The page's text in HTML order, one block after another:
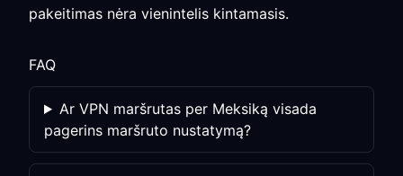
pakeitimas nėra vienintelis kintamasis.
FAQ
Ar VPN maršrutas per Meksiką visada
pagerins maršruto nustatymą?